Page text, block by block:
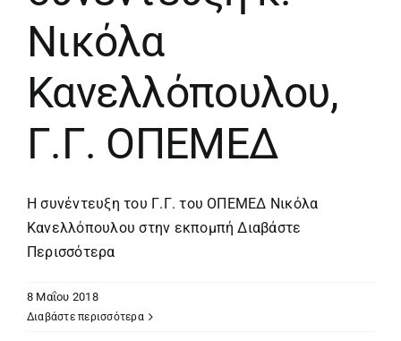
Νικόλα
Κανελλόπουλου,
Γ.Γ. ΟΠΕΜΕΔ
Η συνέντευξη του Γ.Γ. του ΟΠΕΜΕΔ Νικόλα
Κανελλόπουλου στην εκπομπήΔιαβάστε
Περισσότερα
8 Μαΐου 2018
Διαβάστε περισσότερα